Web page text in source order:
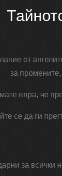
от
за
вяра, че
се да ги
за всички